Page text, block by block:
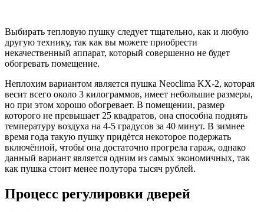
Выбирать тепловую пушку следует тщательно, как и любую
другую технику, так как вы можете приобрести
некачественный аппарат, который совершенно не будет
обогревать помещение.
Неплохим вариантом является пушка Neoclima KX-2, которая
весит всего около 3 килограммов, имеет небольшие размеры,
но при этом хорошо обогревает. В помещении, размер
которого не превышает 25 квадратов, она способна поднять
температуру воздуха на 4-5 градусов за 40 минут. В зимнее
время года такую пушку придётся некоторое подержать
включённой, чтобы она достаточно прогрела гараж, однако
данный вариант является одним из самых экономичных, так
как пушка стоит менее полутора тысяч рублей.
Процесс регулировки дверей